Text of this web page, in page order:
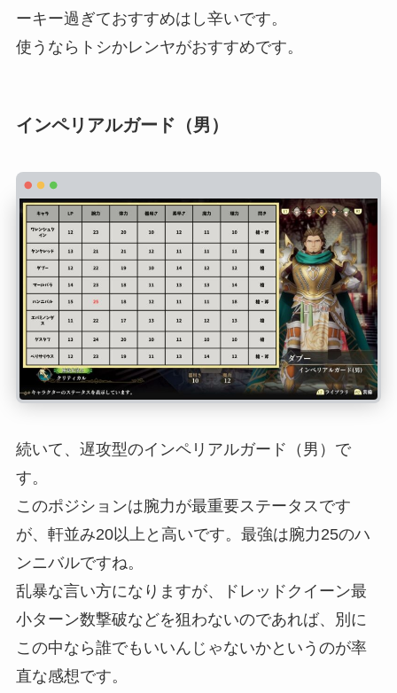
ーキー過ぎておすすめはし辛いです。
使うならトシかレンヤがおすすめです。
インペリアルガード（男）
続いて、遅攻型のインペリアルガード（男）で
す。
このポジションは腕力が最重要ステータスです
が、軒並み20以上と高いです。最強は腕力25のハ
ンニバルですね。
乱暴な言い方になりますが、ドレッドクイーン最
小ターン数撃破などを狙わないのであれば、別に
この中なら誰でもいいんじゃないかというのが率
直な感想です。